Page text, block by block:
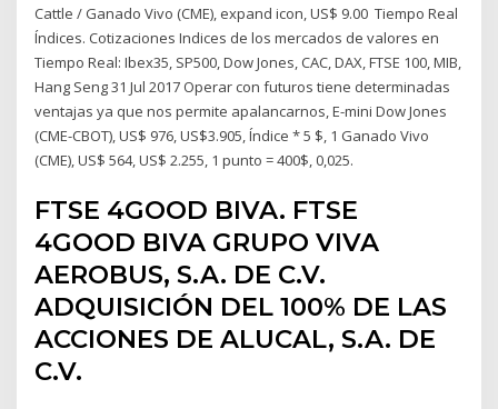
Cattle / Ganado Vivo (CME), expand icon, US$ 9.00 Tiempo Real
Índices. Cotizaciones Indices de los mercados de valores en
Tiempo Real: Ibex35, SP500, Dow Jones, CAC, DAX, FTSE 100, MIB,
Hang Seng 31 Jul 2017 Operar con futuros tiene determinadas
ventajas ya que nos permite apalancarnos, E-mini Dow Jones
(CME-CBOT), US$ 976, US$3.905, Índice * 5 $, 1 Ganado Vivo
(CME), US$ 564, US$ 2.255, 1 punto = 400$, 0,025.
FTSE 4GOOD BIVA. FTSE
4GOOD BIVA GRUPO VIVA
AEROBUS, S.A. DE C.V.
ADQUISICIÓN DEL 100% DE LAS
ACCIONES DE ALUCAL, S.A. DE
C.V.